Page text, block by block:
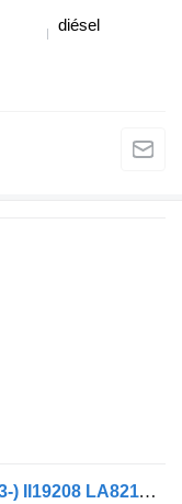
diésel
Knorr-Bremse 3-series 10.153 (01.93-) II19208 LA8211 secador de aire para MAN 3-series (1993-2000) cabeza tractora